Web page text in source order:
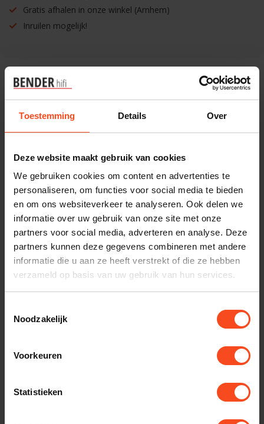
Toestemming Details Over
Deze website maakt gebruik van cookies
We gebruiken cookies om content en advertenties te
personaliseren, om functies voor social media te bieden
en om ons websiteverkeer te analyseren. Ook delen we
informatie over uw gebruik van onze site met onze
partners voor social media, adverteren en analyse. Deze
partners kunnen deze gegevens combineren met andere
informatie die u aan ze heeft verstrekt of die ze hebben
verzameld op basis van uw gebruik van hun services.
Noodzakelijk
Voorkeuren
Statistieken
Gratis afhalen in onze winkel (Arnhem)
Inruilen mogelijk!
Benieuwd naar dit product?
klantenservice.
Interesse in product
Productomschrijving
Gerelateerde producten
Chord Epic Power €939,00